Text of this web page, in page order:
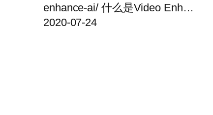
enhance-ai/ 什么是Video Enh…
2020-07-24